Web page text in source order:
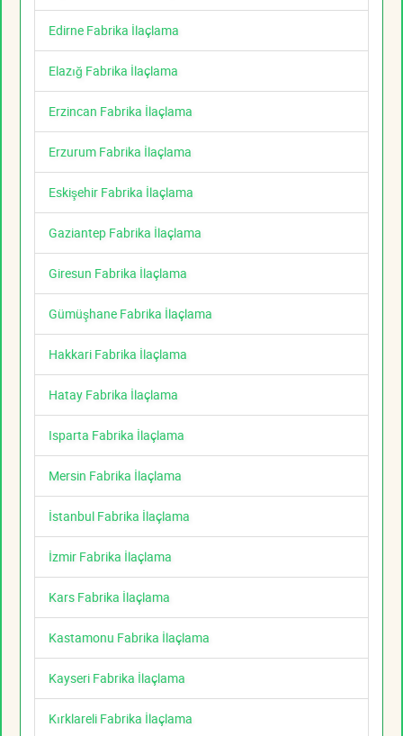
Edirne Fabrika İlaçlama
Elazığ Fabrika İlaçlama
Erzincan Fabrika İlaçlama
Erzurum Fabrika İlaçlama
Eskişehir Fabrika İlaçlama
Gaziantep Fabrika İlaçlama
Giresun Fabrika İlaçlama
Gümüşhane Fabrika İlaçlama
Hakkari Fabrika İlaçlama
Hatay Fabrika İlaçlama
Isparta Fabrika İlaçlama
Mersin Fabrika İlaçlama
İstanbul Fabrika İlaçlama
İzmir Fabrika İlaçlama
Kars Fabrika İlaçlama
Kastamonu Fabrika İlaçlama
Kayseri Fabrika İlaçlama
Kırklareli Fabrika İlaçlama